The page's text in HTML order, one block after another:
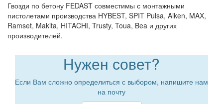
Гвозди по бетону FEDAST совместимы с монтажными
пистолетами производства HYBEST, SPIT Pulsa, Aiken, MAX,
Ramset, Makita, HITACHI, Trusty, Toua, Bea и других
производителей.
Нужен совет?
Если Вам сложно определиться с выбором, напишите нам
на почту